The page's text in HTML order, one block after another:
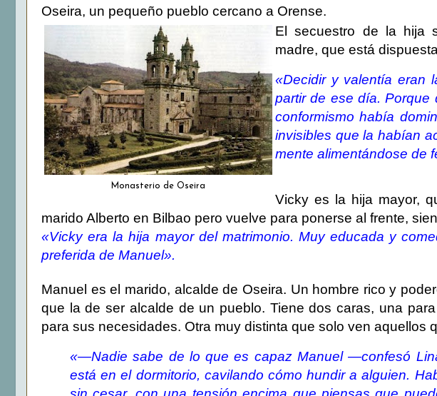
Oseira, un pequeño pueblo cercano a Orense.
Monasterio de Oseira
El secuestro de la hija
madre, que está
«Decidir y valentía eran
partir de ese día. Porque
conformismo había
invisibles que la habían
mente alimentándose de
Vicky es la hija mayor,
marido Alberto en Bilbao pero vuelve para ponerse al frente,
«Vicky era la hija mayor del matrimonio. Muy educada y
preferida de Manuel».
Manuel es el marido, alcalde de Oseira. Un hombre rico y
que la de ser alcalde de un pueblo. Tiene dos caras, una
para sus necesidades. Otra muy distinta que solo ven aquellos
«—Nadie sabe de lo que es capaz Manuel —confesó
está en el dormitorio, cavilando cómo hundir a alguien.